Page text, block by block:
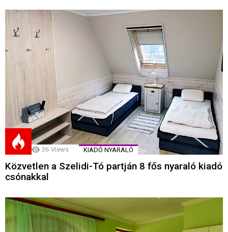
36 Views KIADÓ NYARALÓ
Közvetlen a Szelidi-Tó partján 8 fős nyaraló kiadó
csónakkal